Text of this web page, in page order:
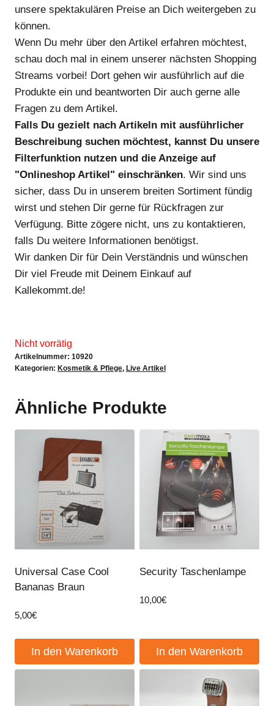
unsere spektakulären Preise an Dich weitergeben zu
können.
Wenn Du mehr über den Artikel erfahren möchtest,
schau doch mal in einem unserer nächsten Shopping
Streams vorbei! Dort gehen wir ausführlich auf die
Produkte ein und beantworten Dir auch gerne alle
Fragen zu dem Artikel.
Falls Du gezielt nach Artikeln mit ausführlicher
Beschreibung suchen möchtest, kannst Du unsere
Filterfunktion nutzen und die Anzeige auf
"Onlineshop Artikel" einschränken. Wir sind uns
sicher, dass Du in unserem breiten Sortiment fündig
wirst und stehen Dir gerne für Rückfragen zur
Verfügung. Bitte zögere nicht, uns zu kontaktieren,
falls Du weitere Informationen benötigst.
Wir danken Dir für Dein Verständnis und wünschen
Dir viel Freude mit Deinem Einkauf auf
Kallekommt.de!
Nicht vorrätig
Artikelnummer: 10920
Kategorien: Kosmetik & Pflege, Live Artikel
Ähnliche Produkte
Universal Case Cool
Bananas Braun
5,00€
In den Warenkorb
Security Taschenlampe
10,00€
In den Warenkorb